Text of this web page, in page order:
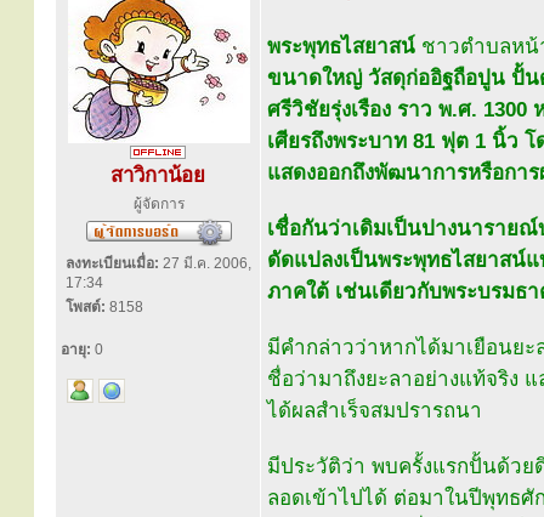
สาวิกาน้อย
ผู้จัดการ
ลงทะเบียนเมื่อ: 27 มี.ค. 2006,
17:34
โพสต์: 8158
อายุ: 0
พระพุทธไสยาสน์ ชาวตำบลหน้
ขนาดใหญ่ วัสดุก่ออิฐถือปูน ปั้น
ศรีวิชัยรุ่งเรือง ราว พ.ศ.
เศียรถึงพระบาท 81 ฟุต 1 นิ้ว
แสดงออกถึงพัฒนาการหรือกา
เชื่อกันว่าเดิมเป็นปางนาราย
ดัดแปลงเป็นพระพุทธไสยาสน์
ภาคใต้ เช่นเดียวกับพระบรมธ
มีคำกล่าวว่าหากได้มาเยือนย
ชื่อว่ามาถึงยะลาอย่างแท้จริง
ได้ผลสำเร็จสมปรารถนา
มีประวัติว่า พบครั้งแรกปั้นด้วย
ลอดเข้าไปได้ ต่อมาในปีพุทธศั